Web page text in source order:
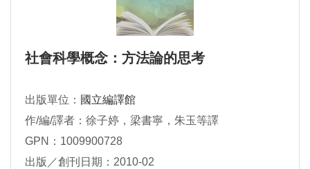
社會科學概念：方法論的思考
出版單位： 國立編譯館
作/編/譯者：徐子婷，梁書寧，朱玉等譯
GPN：1009900728
出版／創刊日期：2010-02